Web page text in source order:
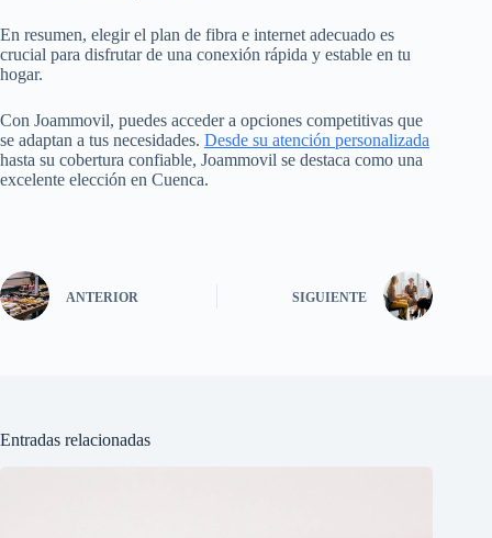
En resumen, elegir el plan de fibra e internet adecuado es
crucial para disfrutar de una conexión rápida y estable en tu
hogar.
Con Joammovil, puedes acceder a opciones competitivas que
se adaptan a tus necesidades. Desde su atención personalizada
hasta su cobertura confiable, Joammovil se destaca como una
excelente elección en Cuenca.
ANTERIOR SIGUIENTE
Entradas relacionadas